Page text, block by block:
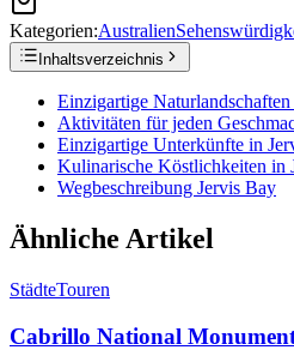
Kategorien:Australien
Inhaltsverzeichnis
Einzigartige
Aktivitäten für jeden
Einzigartige Unterkünfte in
Kulinarische Köstlichkeiten in
Wegbeschreibung Jervis Bay
Ähnliche Artikel
StädteTouren
Cabrillo National